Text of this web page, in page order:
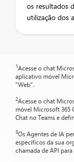
os resultados
utilização dos
1Acesse o chat
aplicativo móvel
“Web”.
2Acesse o chat
móvel Microsoft 365
Chat no Teams e
3Os Agentes de IA
específicos da sua
chamada de API